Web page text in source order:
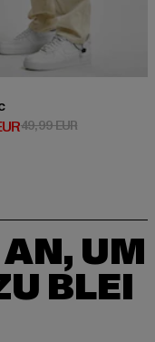
Preis: 30,99 EUR
49,99 EURAktionspreis:
UM
BLEI